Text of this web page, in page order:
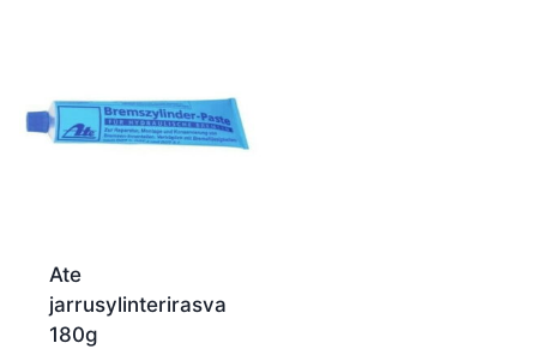
Ate
jarrusylinterirasva
180g